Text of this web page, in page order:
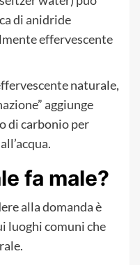
di anidride
effervescente
naturale,
aggiunge
di carbonio per
fa male?
alla domanda è
luoghi comuni che